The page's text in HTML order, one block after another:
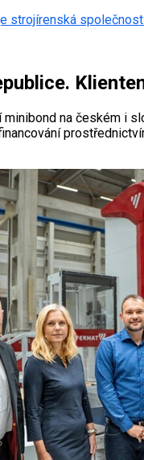
strojírenská
na českém